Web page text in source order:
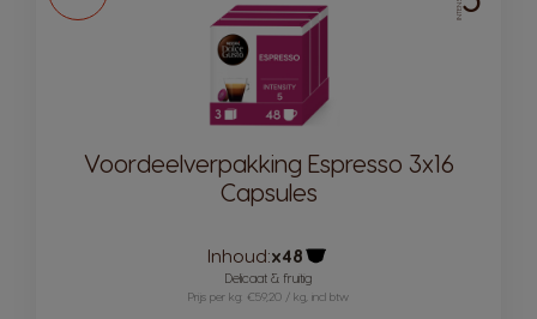
Voordeelverpakking Espresso 3x16
Capsules
Inhoud:x48
Pictogram capsule
Delicaat & fruitig
Prijs per kg: €59,20 / kg, incl btw